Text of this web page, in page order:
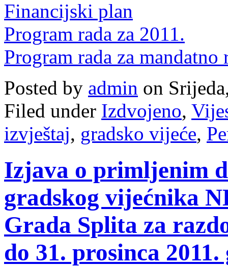
Financijski plan
Program rada za 2011.
Program rada za
Posted by admin on
Filed under Izdvojeno,
izvještaj, gradsko vijeće,
Izjava o primljenim
gradskog vijećnika
Grada Splita za
do 31. prosinca 2011.